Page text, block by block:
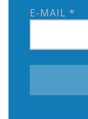
E-MAIL *